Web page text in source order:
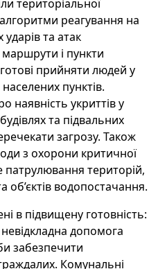
територіальної
реагування на
та атак
маршрути і пункти
прийняти людей у
пунктів.
наявність укриттів у
та підвальних
загрозу. Також
з охорони критичної
патрулювання територій,
об’єктів водопостачання.
в підвищену готовність:
невідкладна допомога
забезпечити
Комунальні